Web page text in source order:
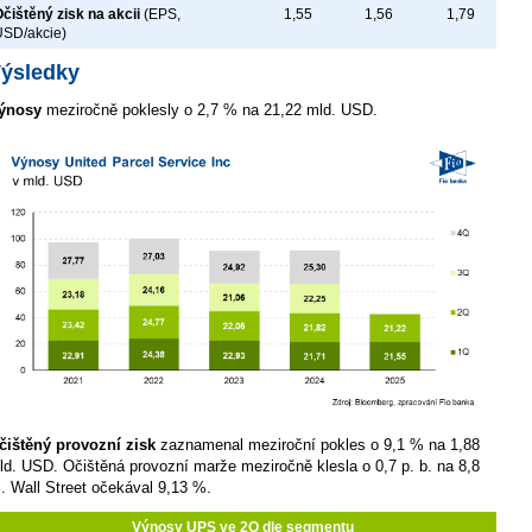
zisk na akcii (EPS,
akcie)
1,55 1,56 1,79
meziročně poklesly o 2,7 % na 21,22 mld. USD.
provozní zisk zaznamenal meziroční pokles o 9,1 % na 1,88
USD. Očištěná provozní marže meziročně klesla o 0,7 p. b. na 8,8
Wall Street očekával 9,13 %.
Výnosy UPS ve 2Q dle segmentu